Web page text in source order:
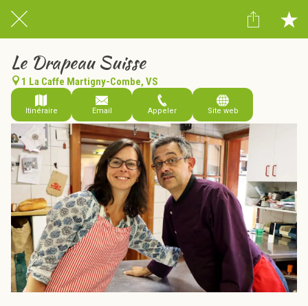
Le Drapeau Suisse
1 La Caffe Martigny-Combe, VS
Itinéraire Email Appeler Site web